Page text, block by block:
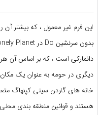
این فرم غیر معمول ، که بیشتر
دانمارکی است ، که بر اساس آن
دیگری در حومه به عنوان یک
خانه های گاردن سیتی کپنهاگ
هستند و قوانین منطقه بندی